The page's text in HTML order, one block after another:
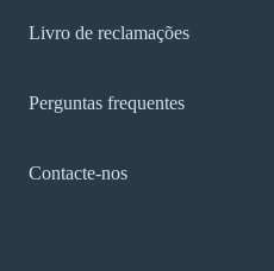
Livro de reclamações
Perguntas frequentes
Contacte-nos